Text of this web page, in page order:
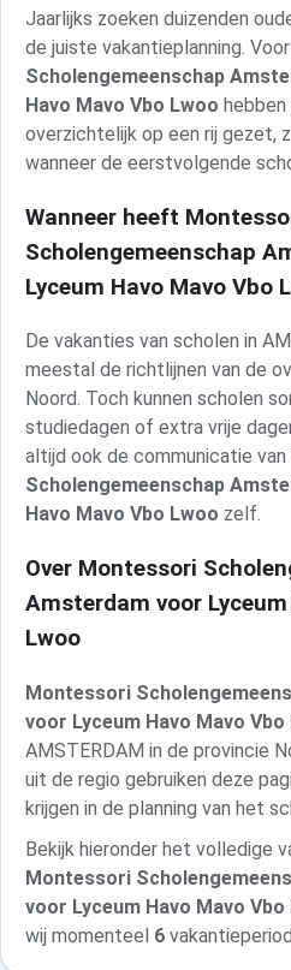
Jaarlijks zoeken duizenden
de juiste vakantieplanning. Voor
Scholengemeenschap
Havo Mavo Vbo Lwoo hebben
overzichtelijk op een rij gezet,
wanneer de eerstvolgende
Wanneer heeft
Scholengemeenschap
Lyceum Havo Mavo Vbo
De vakanties van scholen in
meestal de richtlijnen van de
Noord. Toch kunnen scholen
studiedagen of extra vrije
altijd ook de communicatie van
Scholengemeenschap
Havo Mavo Vbo Lwoo zelf.
Over Montessori
Amsterdam voor
Lwoo
Montessori
voor Lyceum Havo Mavo Vbo
AMSTERDAM in de provincie
uit de regio gebruiken deze
krijgen in de planning van het
Bekijk hieronder het volledige
Montessori
voor Lyceum Havo Mavo Vbo
wij momenteel 6